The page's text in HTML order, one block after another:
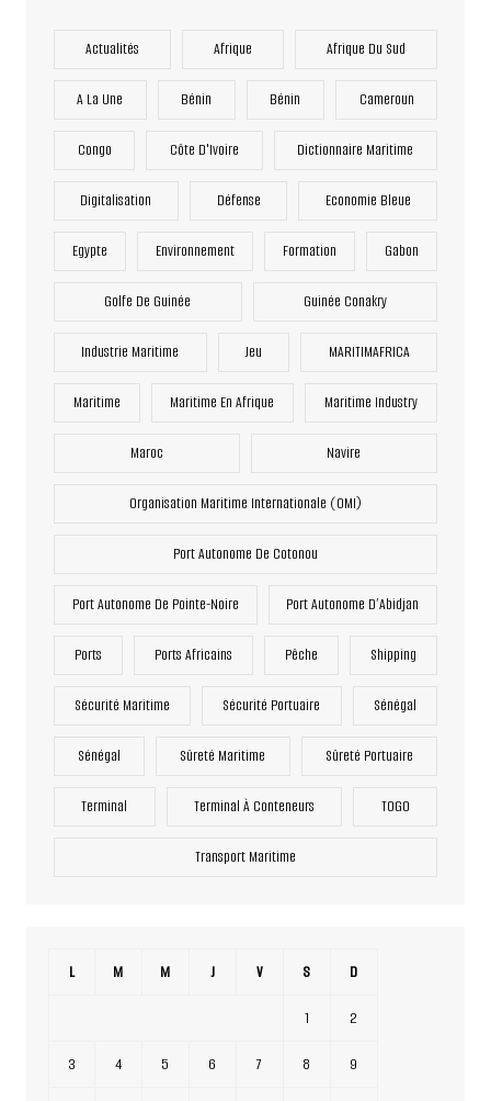
Actualités Afrique Afrique Du Sud
A La Une Bénin Bénin Cameroun
Congo Côte D'Ivoire Dictionnaire Maritime
Digitalisation Défense Economie Bleue
Egypte Environnement Formation Gabon
Golfe De Guinée Guinée Conakry
Industrie Maritime Jeu MARITIMAFRICA
Maritime Maritime En Afrique Maritime Industry
Maroc Navire
Organisation Maritime Internationale (OMI)
Port Autonome De Cotonou
Port Autonome De Pointe-Noire Port Autonome D’Abidjan
Ports Ports Africains Pêche Shipping
Sécurité Maritime Sécurité Portuaire Sénégal
Sénégal Sûreté Maritime Sûreté Portuaire
Terminal Terminal À Conteneurs TOGO
Transport Maritime
L M M J V S D
1 2
3 4 5 6 7 8 9